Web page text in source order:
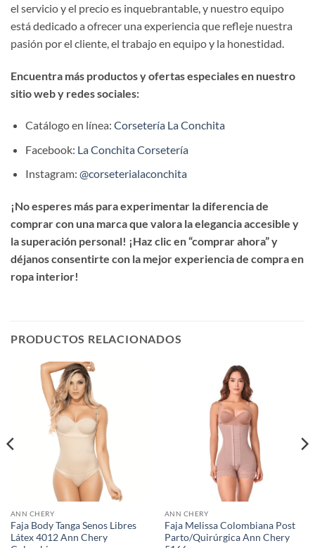
el servicio y el precio es inquebrantable, y nuestro equipo
está dedicado a ofrecer una experiencia que refleje nuestra
pasión por el cliente, el trabajo en equipo y la honestidad.
Encuentra más productos y ofertas especiales en nuestro
sitio web y redes sociales:
Catálogo en línea: Corsetería La Conchita
Facebook: La Conchita Corsetería
Instagram: @corseterialaconchita
¡No esperes más para experimentar la diferencia de
comprar con una marca que valora la elegancia accesible y
la superación personal! ¡Haz clic en “comprar ahora” y
déjanos consentirte con la mejor experiencia de compra en
ropa interior!
PRODUCTOS RELACIONADOS
ANN CHERY
Faja Body Tanga Senos Libres
Látex 4012 Ann Chery
ANN CHERY
Faja Melissa Colombiana Post
Parto/Quirúrgica Ann Chery